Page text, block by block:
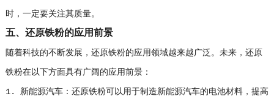
时，一定要关注其质量。
五、还原铁粉的应用前景
随着科技的不断发展，还原铁粉的应用领域越来越广泛。未来，还原
铁粉在以下方面具有广阔的应用前景：
1. 新能源汽车：还原铁粉可以用于制造新能源汽车的电池材料，提高